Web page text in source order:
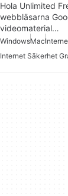
Hola Unlimited
webbläsarna
videomaterial…
WindowsMac
Internet Säkerhet